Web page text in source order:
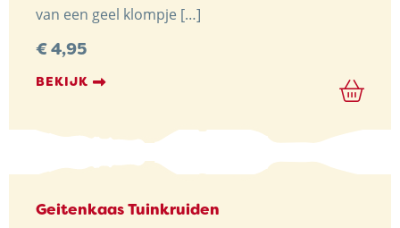
van een geel klompje […]
€4,95
BEKIJK
Geitenkaas Tuinkruiden